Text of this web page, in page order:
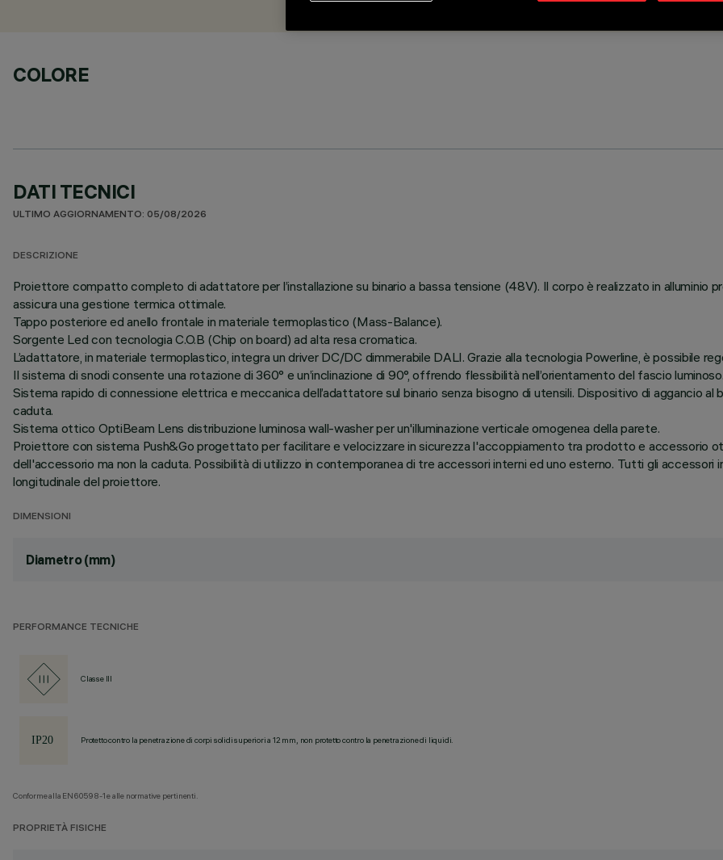
COLORE
DATI TECNICI
ULTIMO AGGIORNAMENTO: 05/08/2026
DESCRIZIONE
Proiettore compatto completo di adattatore per l’installazione su binario a bassa tensione (48V). Il corpo è realizzato in alluminio
assicura una gestione termica ottimale.
Tappo posteriore ed anello frontale in materiale termoplastico (Mass-Balance).
Sorgente Led con tecnologia C.O.B (Chip on board) ad alta resa cromatica.
L’adattatore, in materiale termoplastico, integra un driver DC/DC dimmerabile DALI. Grazie alla tecnologia Powerline, è possibile
Il sistema di snodi consente una rotazione di 360° e un’inclinazione di 90°, offrendo flessibilità nell’orientamento del fascio luminoso.
Sistema rapido di connessione elettrica e meccanica dell’adattatore sul binario senza bisogno di utensili. Dispositivo di aggancio
caduta.
Sistema ottico OptiBeam Lens distribuzione luminosa wall-washer per un'illuminazione verticale omogenea della parete.
Proiettore con sistema Push&Go progettato per facilitare e velocizzare in sicurezza l'accoppiamento tra prodotto e accessorio
dell'accessorio ma non la caduta. Possibilità di utilizzo in contemporanea di tre accessori interni ed uno esterno. Tutti gli accessori
longitudinale del proiettore.
DIMENSIONI
Diametro (mm)
PERFORMANCE TECNICHE
Classe III
Protetto contro la penetrazione di corpi solidi superiori a 12 mm, non protetto contro la penetrazione di liquidi.
Conforme alla EN60598-1 e alle normative pertinenti.
PROPRIETÀ FISICHE